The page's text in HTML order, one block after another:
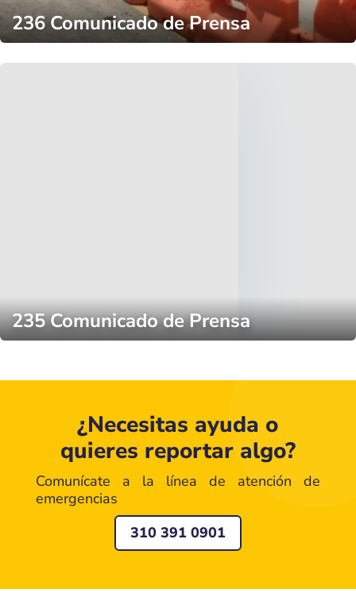
236 Comunicado de Prensa
235 Comunicado de Prensa
¿Necesitas ayuda o
quieres reportar algo?
Comunícate a la línea de atención de
emergencias
310 391 0901